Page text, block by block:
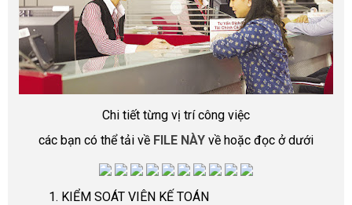
Chi tiết từng vị trí công việc
các bạn có thể tải về FILE NÀY về hoặc đọc ở dưới
1. KIỂM SOÁT VIÊN KẾ TOÁN